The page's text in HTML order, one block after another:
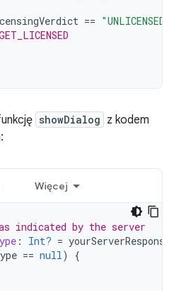
== "UNLICENSED"
showDialog z kodem
Więcej
indicated by the server
: Int? = yourServerResponse
== null)
{